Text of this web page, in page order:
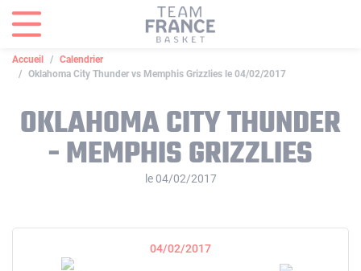
Accueil
Calendrier
Oklahoma City Thunder vs Memphis Grizzlies le 04/02/2017
OKLAHOMA CITY THUNDER
- MEMPHIS GRIZZLIES
le 04/02/2017
04/02/2017
Panneau de gestion des cookies